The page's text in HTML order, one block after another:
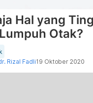
Hal yang
Otak?
Rizal Fadli19 Oktober 2020